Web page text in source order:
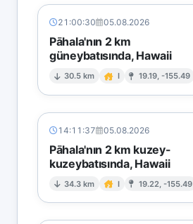
21:00:30 05.08.2026
Pāhala'nın 2 km
güneybatısında, Hawaii
30.5 km I 19.19, -155.49
14:11:37 05.08.2026
Pāhala'nın 2 km kuzey-
kuzeybatısında, Hawaii
34.3 km I 19.22, -155.49